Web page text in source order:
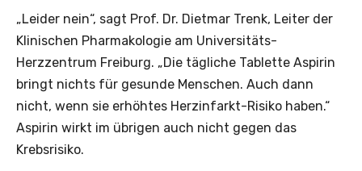
„Leider nein“, sagt Prof. Dr. Dietmar Trenk, Leiter der
Klinischen Pharmakologie am Universitäts-
Herzzentrum Freiburg. „Die tägliche Tablette Aspirin
bringt nichts für gesunde Menschen. Auch dann
nicht, wenn sie erhöhtes Herzinfarkt-Risiko haben.“
Aspirin wirkt im übrigen auch nicht gegen das
Krebsrisiko.